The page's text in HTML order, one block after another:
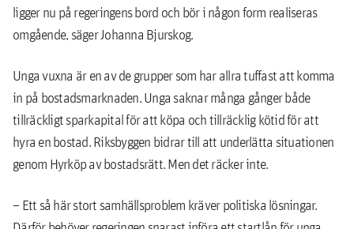
ligger nu på regeringens bord och bör i någon form realiseras
omgående, säger Johanna Bjurskog.
Unga vuxna är en av de grupper som har allra tuffast att komma
in på bostadsmarknaden. Unga saknar många gånger både
tillräckligt sparkapital för att köpa och tillräcklig kötid för att
hyra en bostad. Riksbyggen bidrar till att underlätta situationen
genom Hyrköp av bostadsrätt. Men det räcker inte.
– Ett så här stort samhällsproblem kräver politiska lösningar.